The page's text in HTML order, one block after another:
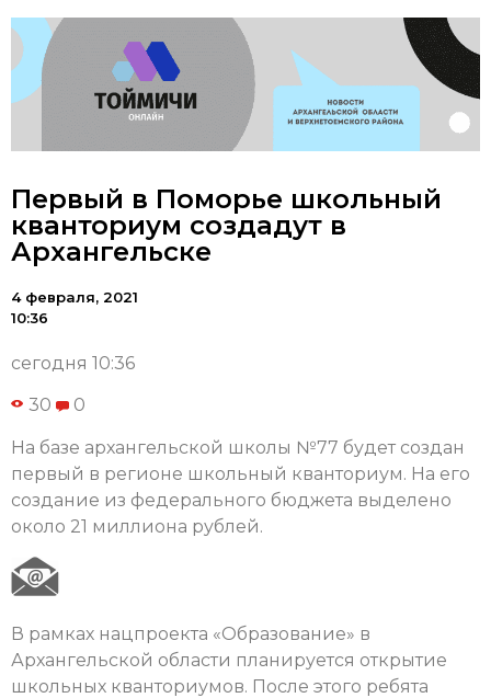
Первый в Поморье школьный
кванториум создадут в
Архангельске
4 февраля, 2021
10:36
сегодня 10:36
30 0
На базе архангельской школы №77 будет создан
первый в регионе школьный кванториум. На его
создание из федерального бюджета выделено
около 21 миллиона рублей.
В рамках нацпроекта «Образование» в
Архангельской области планируется открытие
школьных кванториумов. После этого ребята